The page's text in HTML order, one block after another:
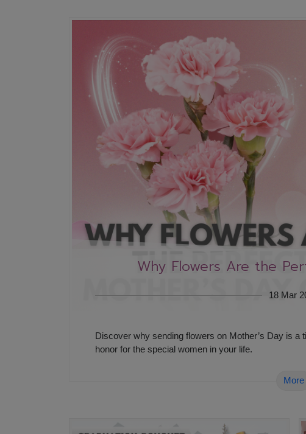
Why Flowers Are the
18 Mar
Discover why sending flowers on Mother’s Day is
honor for the special women in your life.
More